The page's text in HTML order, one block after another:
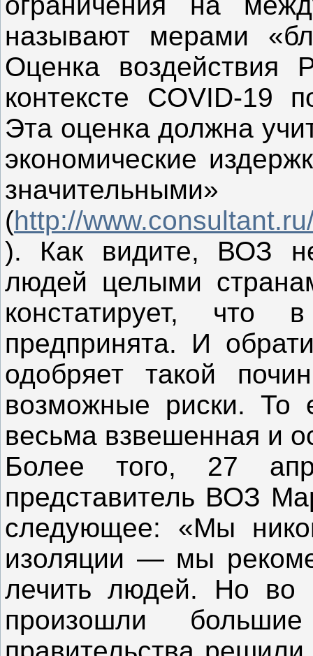
называют мерами
Оценка воздействия
контексте COVID-19
Эта оценка должна
экономические
значительными»
(http://
). Как видите, ВОЗ
людей целыми
констатирует,
предпринята. И
одобряет такой
возможные риски. То
весьма взвешенная и
Более того, 27
представитель ВОЗ
следующее: «Мы
изоляции — мы
лечить людей. Но во
произошли